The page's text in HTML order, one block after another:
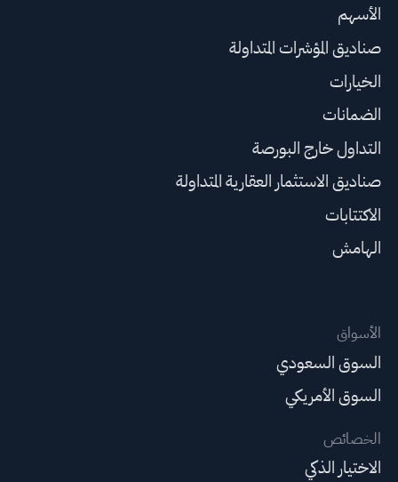
الأسهم
صناديق المؤشرات المتداولة
الخيارات
الضمانات
التداول خارج البورصة
صناديق الاستثمار العقارية المتداولة
الاكتتابات
الهامش
الأسواق
السوق السعودي
السوق الأمريكي
الخصائص
الاختيار الذكي